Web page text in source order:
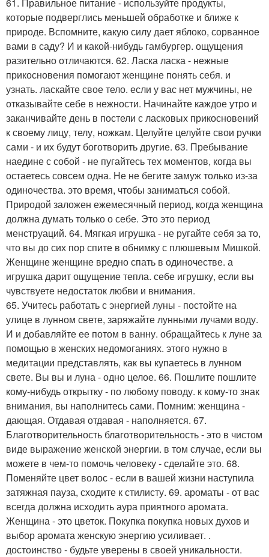
которые подверглись меньшей обработке и ближе к
природе. Вспомните, какую силу дает яблоко, сорванное
вами в саду? И и какой-нибудь гамбургер. ощущения
разительно отличаются. 62. Ласка ласка - нежные
прикосновения помогают женщине понять себя. и
узнать. ласкайте свое тело. если у вас нет мужчины, не
отказывайте себе в нежности. Начинайте каждое утро и
заканчивайте день в постели с ласковых прикосновений
к своему лицу, телу, ножкам. Целуйте целуйте свои ручки
сами - и их будут боготворить другие. 63. Пребывание
наедине с собой - не пугайтесь тех моментов, когда вы
остаетесь совсем одна. Не не бегите замуж только из-за
одиночества. это время, чтобы заниматься собой.
Природой заложен ежемесячный период, когда женщина
должна думать только о себе. Это это период
менструаций. 64. Мягкая игрушка - не ругайте себя за то,
что вы до сих пор спите в обнимку с плюшевым Мишкой.
Женщине женщине вредно спать в одиночестве. а
игрушка дарит ощущение тепла. себе игрушку, если вы
чувствуете недостаток любви и внимания.
65. Учитесь работать с энергией луны - постойте на
улице в лунном свете, заряжайте лунными лучами воду.
И и добавляйте ее потом в ванну. обращайтесь к луне за
помощью в женских недомоганиях. этого нужно в
медитации представлять, как вы купаетесь в лунном
свете. Вы вы и луна - одно целое. 66. Пошлите пошлите
кому-нибудь открытку - по любому поводу. к кому-то знак
внимания, вы наполнитесь сами. Помним: женщина -
дающая. Отдавая отдавая - наполняется. 67.
Благотворительность благотворительность - это в чистом
виде выражение женской энергии. в том случае, если вы
можете в чем-то помочь человеку - сделайте это. 68.
Поменяйте цвет волос - если в вашей жизни наступила
затяжная пауза, сходите к стилисту. 69. ароматы - от вас
всегда должна исходить аура приятного аромата.
Женщина - это цветок. Покупка покупка новых духов и
выбор аромата женскую энергию усиливает. .
достоинство - будьте уверены в своей уникальности.